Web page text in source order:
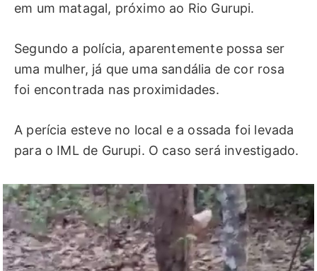
em um matagal, próximo ao Rio Gurupi.
Segundo a polícia, aparentemente possa ser
uma mulher, já que uma sandália de cor rosa
foi encontrada nas proximidades.
A perícia esteve no local e a ossada foi levada
para o IML de Gurupi. O caso será investigado.